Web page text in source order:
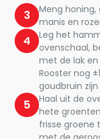
3
Meng
manis en
4
Leg het
ovenschaal,
met de lak
Rooster nog
goudbruin
5
Haal uit de
hete
frisse groene